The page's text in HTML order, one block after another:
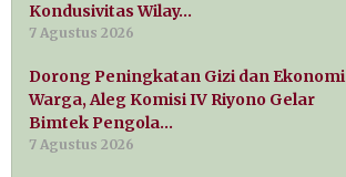
Kondusivitas Wilay…
7 Agustus 2026
Dorong Peningkatan Gizi dan Ekonomi
Warga, Aleg Komisi IV Riyono Gelar
Bimtek Pengola…
7 Agustus 2026